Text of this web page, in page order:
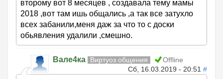
второму вот 8 месяцев , создавала тему мамы
2018 ,вот там ишь общались ,а так все затухло
всех забанили,меня даж за что то с доски
обьявления удалили ,смешно.
Вале4ка Виртуоз общения
Offline
Сб, 16.03.2019 - 20:51 #